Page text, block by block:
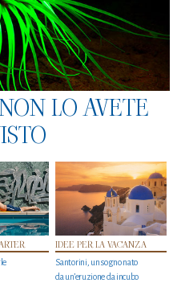
LO AVETE
IDEE PER LA VACANZA
Santorini, un sogno nato
da un’eruzione da incubo